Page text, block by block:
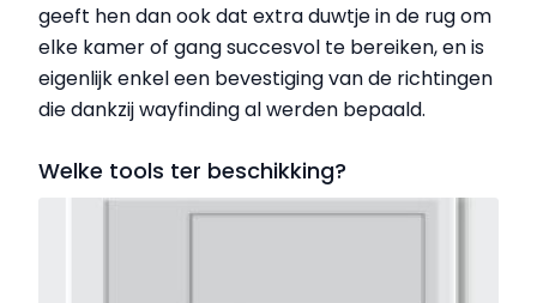
geeft hen dan ook dat extra duwtje in de rug om
elke kamer of gang succesvol te bereiken, en is
eigenlijk enkel een bevestiging van de richtingen
die dankzij wayfinding al werden bepaald.
Welke tools ter beschikking?